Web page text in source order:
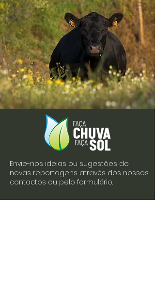
Envie-nos ideias ou sugestões de
novas reportagens através dos nossos
contactos ou pelo formulário.